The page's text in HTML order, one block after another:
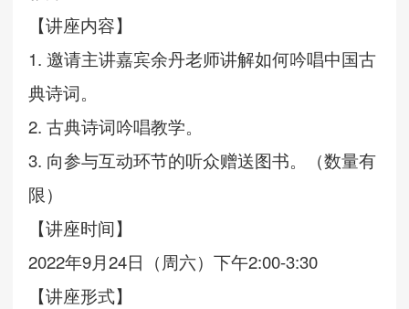
【讲座内容】
1.邀请主讲嘉宾余丹老师讲解如何吟唱中国古
典诗词。
2.古典诗词吟唱教学。
3. 向参与互动环节的听众赠送图书。（数量有
限）
【讲座时间】
2022年9月24日（周六）下午2:00-3:30
【讲座形式】